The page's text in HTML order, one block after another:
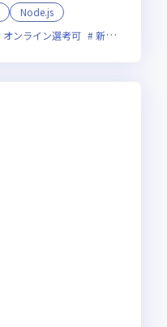
Node.js
オンライン選考可 新技術に積極的